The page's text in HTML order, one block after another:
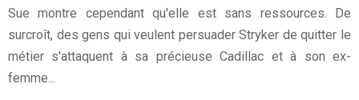
Sue montre cependant qu'elle est sans ressources. De
surcroît, des gens qui veulent persuader Stryker de quitter le
métier s'attaquent à sa précieuse Cadillac et à son ex-
femme...